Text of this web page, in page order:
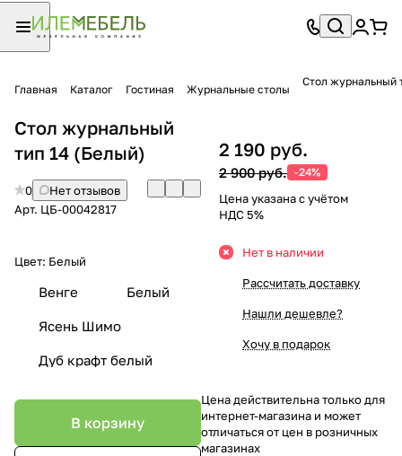
Главная Каталог Гостиная Журнальные столы
Стол журнальный
Стол журнальный
тип 14 (Белый)
0
Нет отзывов
Арт. ЦБ-00042817
Цвет: Белый
Венге Белый
Ясень Шимо
Дуб крафт белый
В корзину
2 190 руб.
2 900 руб. -24%
Цена указана с учётом
НДС 5%
Нет в наличии
Рассчитать доставку
Нашли дешевле?
Хочу в подарок
Цена действительна только для
интернет-магазина и может
отличаться от цен в розничных
магазинах